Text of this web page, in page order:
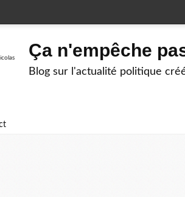
Ça n'empêche
Blog sur l'actualité politique